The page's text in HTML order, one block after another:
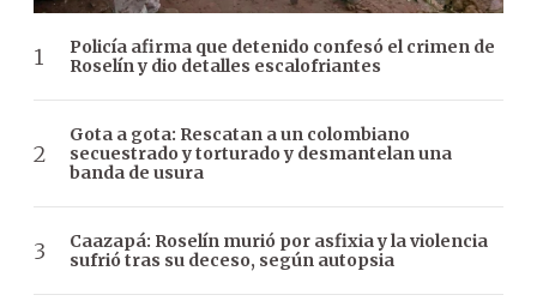
Policía afirma que detenido confesó el crimen de
Roselín y dio detalles escalofriantes
Gota a gota: Rescatan a un colombiano
secuestrado y torturado y desmantelan una
banda de usura
Caazapá: Roselín murió por asfixia y la violencia
sufrió tras su deceso, según autopsia